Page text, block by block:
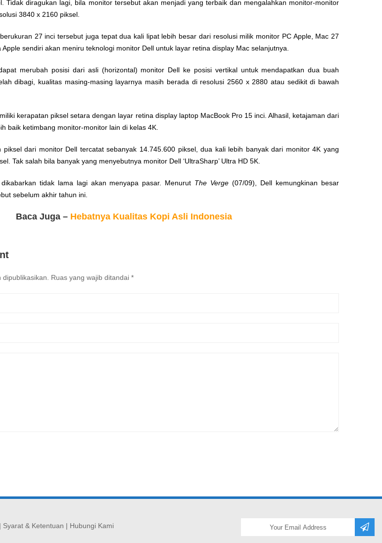
Tidak diragukan lagi, bila monitor tersebut akan menjadi yang terbaik dan mengalahkan monitor-monitor
3840 x 2160 piksel.
27 inci tersebut juga tepat dua kali lipat lebih besar dari resolusi milik monitor PC Apple, Mac 27
sendiri akan meniru teknologi monitor Dell untuk layar retina display Mac selanjutnya.
merubah posisi dari asli (horizontal) monitor Dell ke posisi vertikal untuk mendapatkan dua buah
dibagi, kualitas masing-masing layarnya masih berada di resolusi 2560 x 2880 atau sedikit di bawah
kerapatan piksel setara dengan layar retina display laptop MacBook Pro 15 inci. Alhasil, ketajaman dari
baik ketimbang monitor-monitor lain di kelas 4K.
piksel dari monitor Dell tercatat sebanyak 14.745.600 piksel, dua kali lebih banyak dari monitor 4K yang
Tak salah bila banyak yang menyebutnya monitor Dell ‘UltraSharp’ Ultra HD 5K.
tidak lama lagi akan menyapa pasar. Menurut The Verge (07/09), Dell kemungkinan besar
sebelum akhir tahun ini.
Baca Juga – Hebatnya Kualitas Kopi Asli Indonesia
Ruas yang wajib ditandai *
| Syarat & Ketentuan | Hubungi Kami